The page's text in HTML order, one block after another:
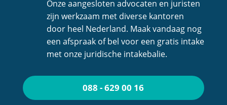
Onze aangesloten advocaten en juristen
zijn werkzaam met diverse kantoren
door heel Nederland. Maak vandaag nog
een afspraak of bel voor een gratis intake
met onze juridische intakebalie.
088 - 629 00 16